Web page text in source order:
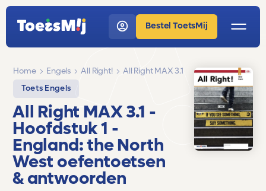
Bestel ToetsMij
Home Engels All Right!
All Right MAX 3.1
Toets Engels
All Right MAX 3.1 -
Hoofdstuk 1 -
England: the North
Westoefentoetsen
& antwoorden